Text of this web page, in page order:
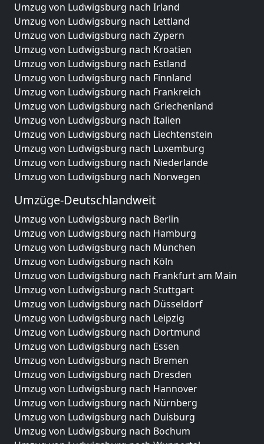
Umzug von Ludwigsburg nach Irland
Umzug von Ludwigsburg nach Lettland
Umzug von Ludwigsburg nach Zypern
Umzug von Ludwigsburg nach Kroatien
Umzug von Ludwigsburg nach Estland
Umzug von Ludwigsburg nach Finnland
Umzug von Ludwigsburg nach Frankreich
Umzug von Ludwigsburg nach Griechenland
Umzug von Ludwigsburg nach Italien
Umzug von Ludwigsburg nach Liechtenstein
Umzug von Ludwigsburg nach Luxemburg
Umzug von Ludwigsburg nach Niederlande
Umzug von Ludwigsburg nach Norwegen
Umzüge-Deutschlandweit
Umzug von Ludwigsburg nach Berlin
Umzug von Ludwigsburg nach Hamburg
Umzug von Ludwigsburg nach München
Umzug von Ludwigsburg nach Köln
Umzug von Ludwigsburg nach Frankfurt am Main
Umzug von Ludwigsburg nach Stuttgart
Umzug von Ludwigsburg nach Düsseldorf
Umzug von Ludwigsburg nach Leipzig
Umzug von Ludwigsburg nach Dortmund
Umzug von Ludwigsburg nach Essen
Umzug von Ludwigsburg nach Bremen
Umzug von Ludwigsburg nach Dresden
Umzug von Ludwigsburg nach Hannover
Umzug von Ludwigsburg nach Nürnberg
Umzug von Ludwigsburg nach Duisburg
Umzug von Ludwigsburg nach Bochum